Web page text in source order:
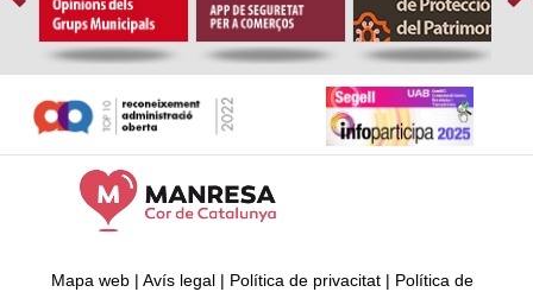
Mapa web | Avís legal | Política de privacitat | Política de